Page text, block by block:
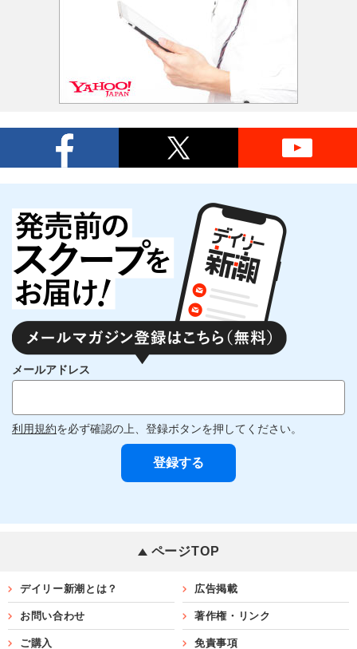
メールアドレス
利用規約を必ず確認の上、登録ボタンを押してください。
ページTOP
デイリー新潮とは？ 広告掲載
お問い合わせ 著作権・リンク
ご購入 免責事項